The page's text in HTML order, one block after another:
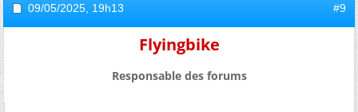
09/05/2025, 19h13 #9
Flyingbike
Responsable des forums